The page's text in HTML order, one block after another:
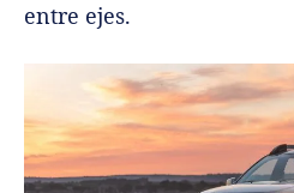
entre ejes.